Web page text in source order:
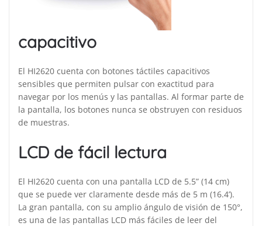
capacitivo
El HI2620 cuenta con botones táctiles capacitivos
sensibles que permiten pulsar con exactitud para
navegar por los menús y las pantallas. Al formar parte de
la pantalla, los botones nunca se obstruyen con residuos
de muestras.
LCD de fácil lectura
El HI2620 cuenta con una pantalla LCD de 5.5” (14 cm)
que se puede ver claramente desde más de 5 m (16.4’).
La gran pantalla, con su amplio ángulo de visión de 150°,
es una de las pantallas LCD más fáciles de leer del